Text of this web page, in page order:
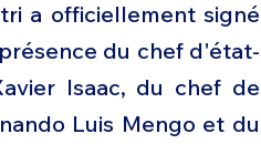
a officiellement signé
du chef d'état-
Isaac, du chef de
Luis Mengo et du